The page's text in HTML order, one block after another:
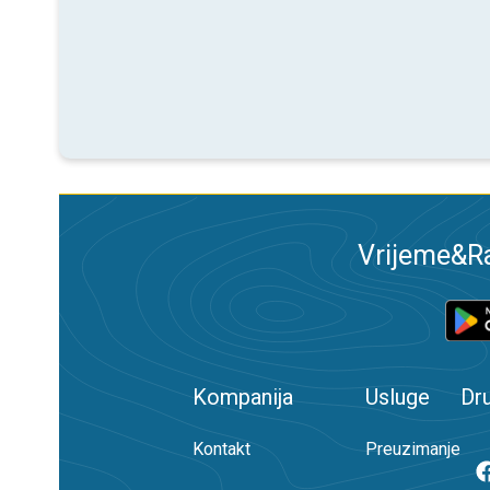
Kompanija
Kontakt
Usluge
Preuzimanje